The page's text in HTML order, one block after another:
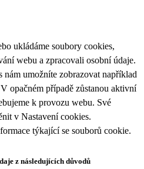
ukládáme soubory cookies,
webu a zpracovali osobní údaje.
umožníte zobrazovat například
opačném případě zůstanou aktivní
k provozu webu. Své
v Nastavení cookies.
týkající se souborů cookie.
z následujících důvodů